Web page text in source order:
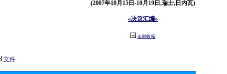
(2007年10月15日-10月19日,瑞士,日内瓦)
«决议汇编»
全部收缩
文件